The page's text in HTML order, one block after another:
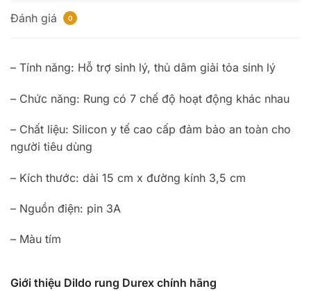
Đánh giá 0
– Tính năng: Hỗ trợ sinh lý, thủ dâm giải tỏa sinh lý
– Chức năng: Rung có 7 chế độ hoạt động khác nhau
– Chất liệu: Silicon y tế cao cấp đảm bảo an toàn cho
người tiêu dùng
– Kích thước: dài 15 cm x đường kính 3,5 cm
– Nguồn điện: pin 3A
– Màu tím
Giới thiệu Dildo rung Durex chính hãng